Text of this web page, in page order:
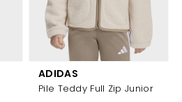
ADIDAS
Pile Teddy Full Zip Junior